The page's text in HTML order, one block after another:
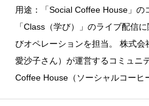
用途：「Social Coffee House」の
「Class（学び）」のライブ配信
びオペレーションを担当。 株式
愛沙子さん）が運営するコミュニ
Coffee House（ソーシャルコーヒ